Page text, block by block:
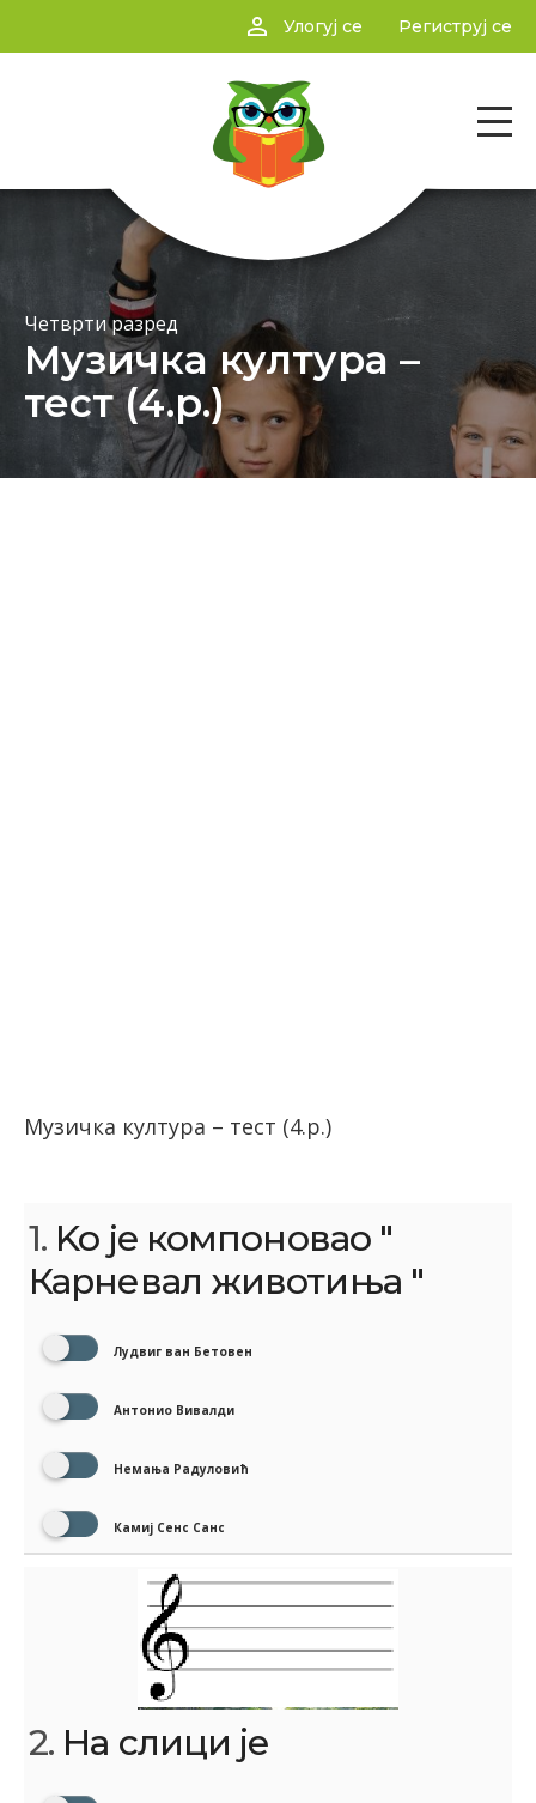
person_outline Улогуј се Региструј се
Четврти разред
Музичка култура –
тест (4.р.)
Музичка култура – тест (4.р.)
1. Ko je компоновао "
Карневал животиња "
Лудвиг ван Бетовен
Антонио Вивалди
Немања Радуловић
Камиј Сенс Санс
2. На слици је